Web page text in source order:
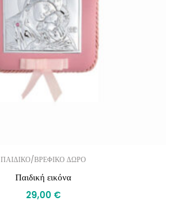
ΠΑΙΔΙΚΟ/ΒΡΕΦΙΚΟ ΔΩΡΟ
Παιδική εικόνα
29,00 €